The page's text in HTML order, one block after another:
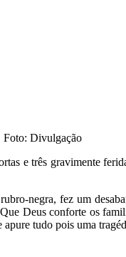
Foto: Divulgação
e três gravimente
negra, fez um
Deus conforte os
tudo pois uma